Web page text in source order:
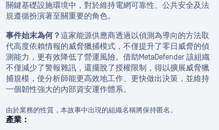
關鍵基礎設施環境中，對於維持電網可靠性、公共安全及法
規遵循扮演著至關重要的角色。
事件始末為何？這家能源供應商透過以偵測為導向的方法取
代高度依賴情報的威脅獵捕模式，不僅提升了零日威脅的偵
測能力，更有效降低了營運風險。借助MetaDefender 該組織
不僅減少了警報雜訊，還擺脫了授權限制，得以擴展威脅獵
捕規模，使分析師能更高效地工作、更快做出決策，並維持
一個韌性強大的內部資安運作體系。
由於業務的性質，本故事中出現的組織名稱將保持匿名。
產業：